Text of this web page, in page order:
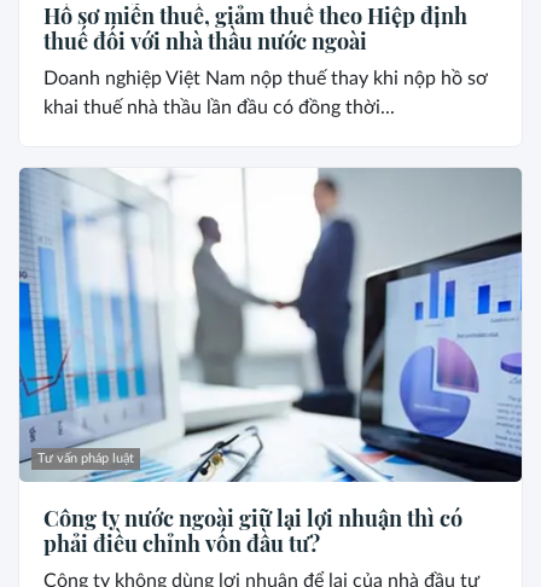
Hồ sơ miễn thuế, giảm thuế theo Hiệp định
thuế đối với nhà thầu nước ngoài
Doanh nghiệp Việt Nam nộp thuế thay khi nộp hồ sơ
khai thuế nhà thầu lần đầu có đồng thời...
Tư vấn pháp luật
Công ty nước ngoài giữ lại lợi nhuận thì có
phải điều chỉnh vốn đầu tư?
Công ty không dùng lợi nhuận để lại của nhà đầu tư